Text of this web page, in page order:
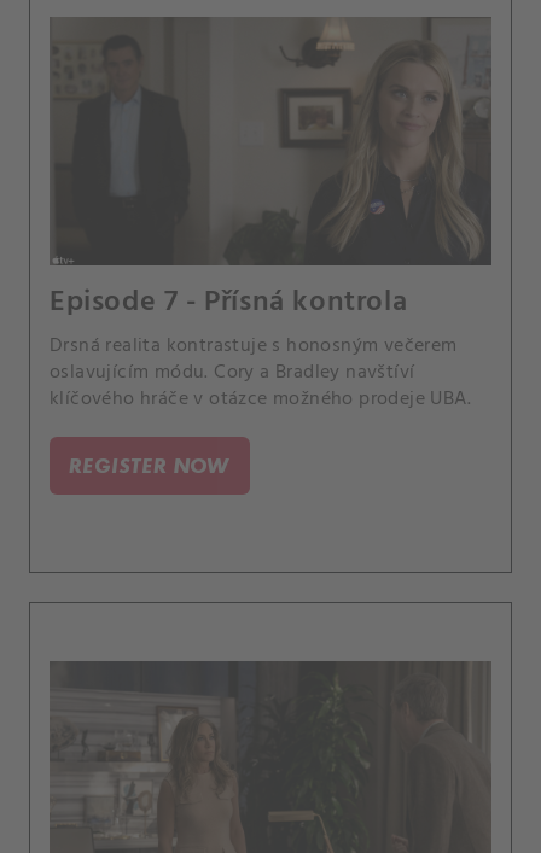
Episode 7 - Přísná kontrola
Drsná realita kontrastuje s honosným večerem
oslavujícím módu. Cory a Bradley navštíví
klíčového hráče v otázce možného prodeje UBA.
REGISTER NOW